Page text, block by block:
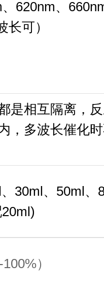
620nm、
长可）
是相互隔离，
，多波长催化
30ml、50ml、
）